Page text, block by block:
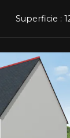
Superficie :